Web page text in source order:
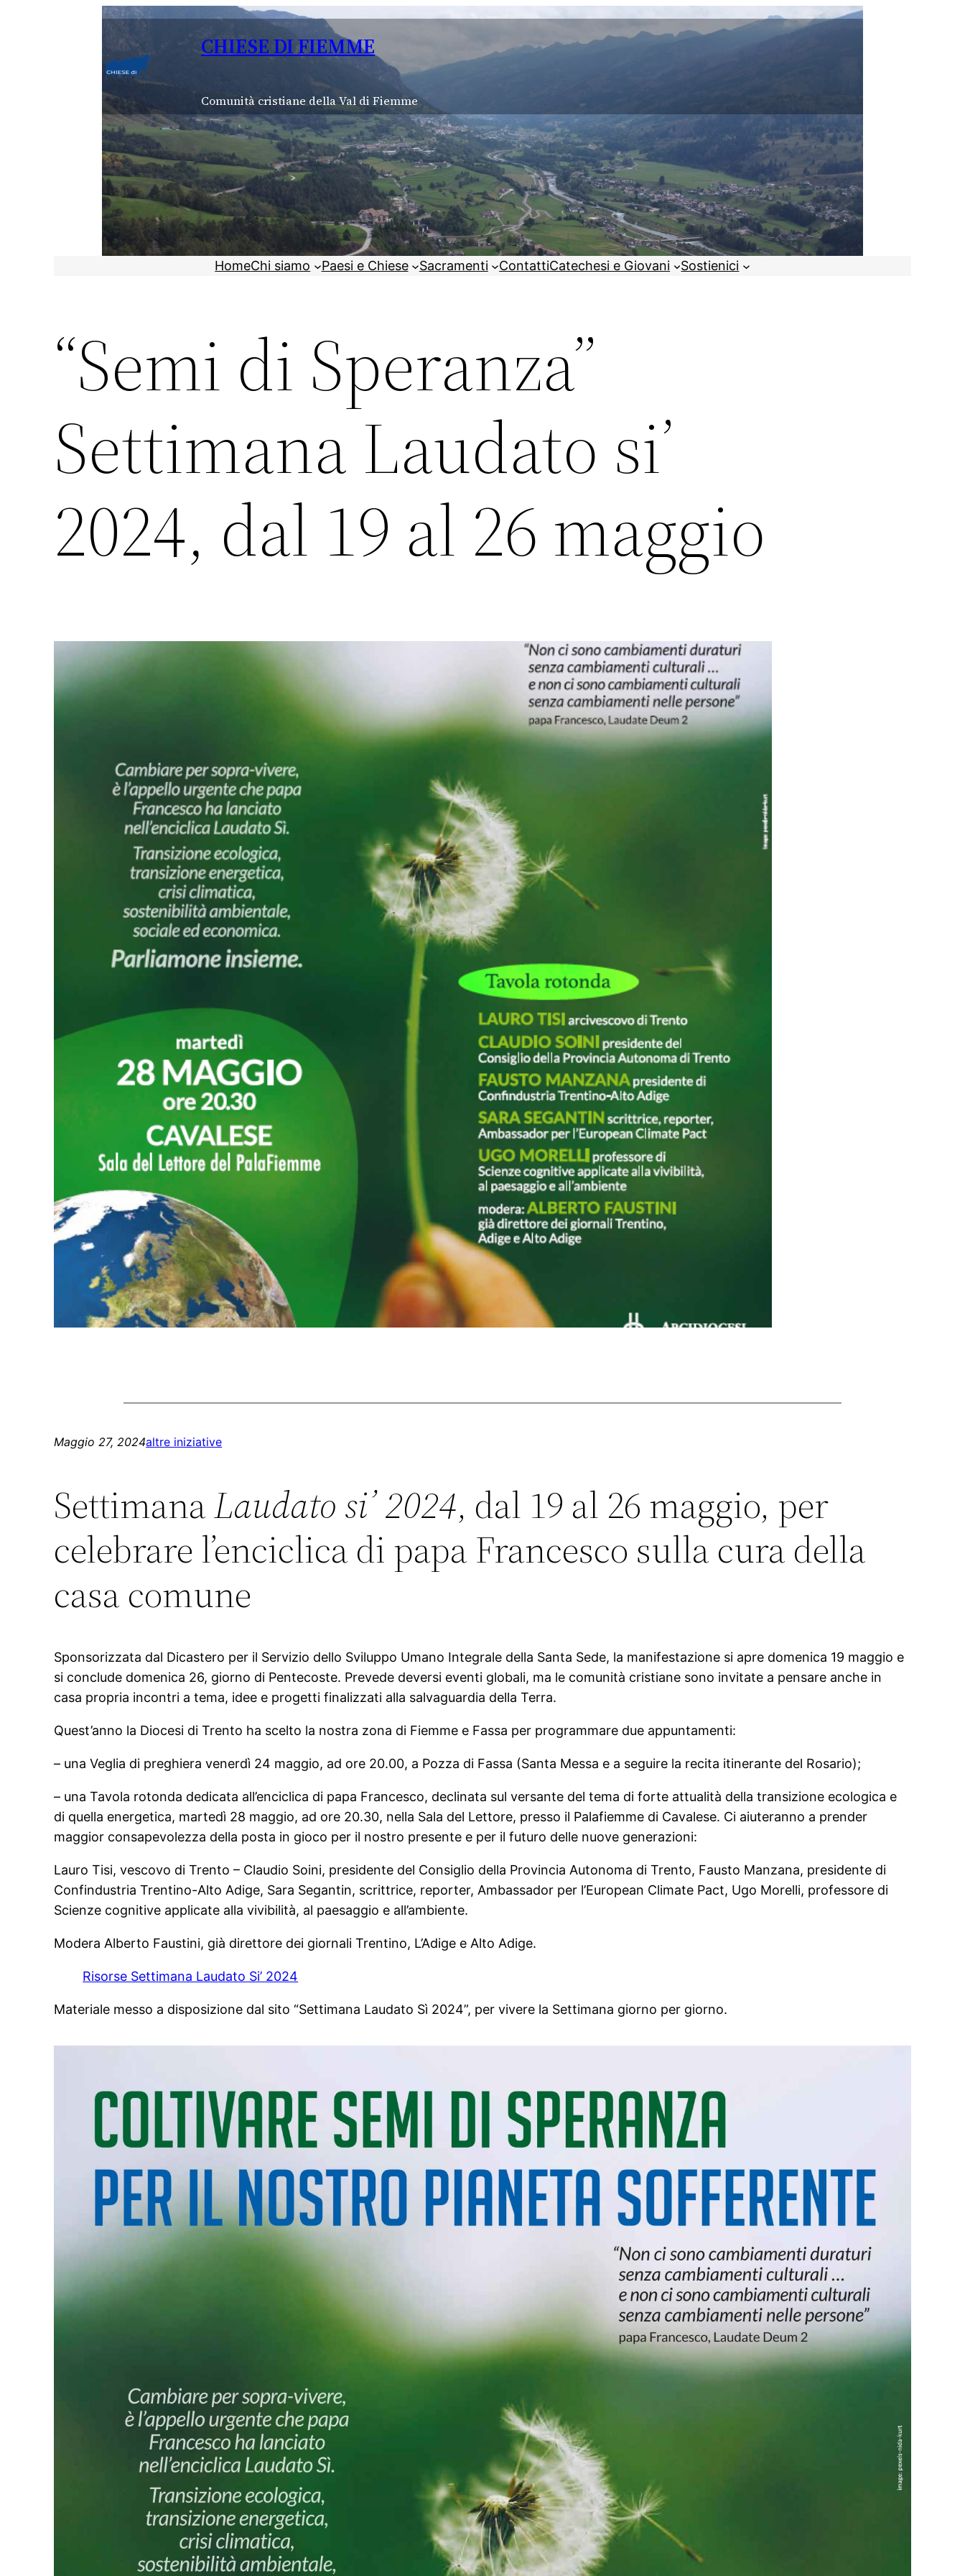
CHIESE DI FIEMME
Comunità cristiane della Val di Fiemme
HomeChi siamo Paesi e Chiese Sacramenti ContattiCatechesi e Giovani Sostienici
“Semi di Speranza”
Settimana Laudato si’
2024, dal 19 al 26 maggio
Maggio 27, 2024altre iniziative
SettimanaLaudato si’ 2024, dal 19 al 26 maggio, per
celebrare l’enciclica di papa Francesco sulla cura della
casa comune
Sponsorizzata dal Dicastero per il Servizio dello Sviluppo Umano Integrale della Santa Sede, la manifestazione si apre domenica 19 maggio e
si conclude domenica 26, giorno di Pentecoste. Prevede deversi eventi globali, ma le comunità cristiane sono invitate a pensare anche in
casa propria incontri a tema, idee e progetti finalizzati alla salvaguardia della Terra.
Quest’anno la Diocesi di Trento ha scelto la nostra zona di Fiemme e Fassa per programmare due appuntamenti:
– una Veglia di preghiera venerdì 24 maggio, ad ore 20.00, a Pozza di Fassa (Santa Messa e a seguire la recita itinerante del Rosario);
– una Tavola rotonda dedicata all’enciclica di papa Francesco, declinata sul versante del tema di forte attualità della transizione ecologica e
di quella energetica, martedì 28 maggio, ad ore 20.30, nella Sala del Lettore, presso il Palafiemme di Cavalese. Ci aiuteranno a prender
maggior consapevolezza della posta in gioco per il nostro presente e per il futuro delle nuove generazioni:
Lauro Tisi, vescovo di Trento – Claudio Soini, presidente del Consiglio della Provincia Autonoma di Trento, Fausto Manzana, presidente di
Confindustria Trentino-Alto Adige, Sara Segantin, scrittrice, reporter, Ambassador per l’European Climate Pact, Ugo Morelli, professore di
Scienze cognitive applicate alla vivibilità, al paesaggio e all’ambiente.
Modera Alberto Faustini, già direttore dei giornali Trentino, L’Adige e Alto Adige.
Risorse Settimana Laudato Si’ 2024
Materiale messo a disposizione dal sito “Settimana Laudato Sì 2024”, per vivere la Settimana giorno per giorno.